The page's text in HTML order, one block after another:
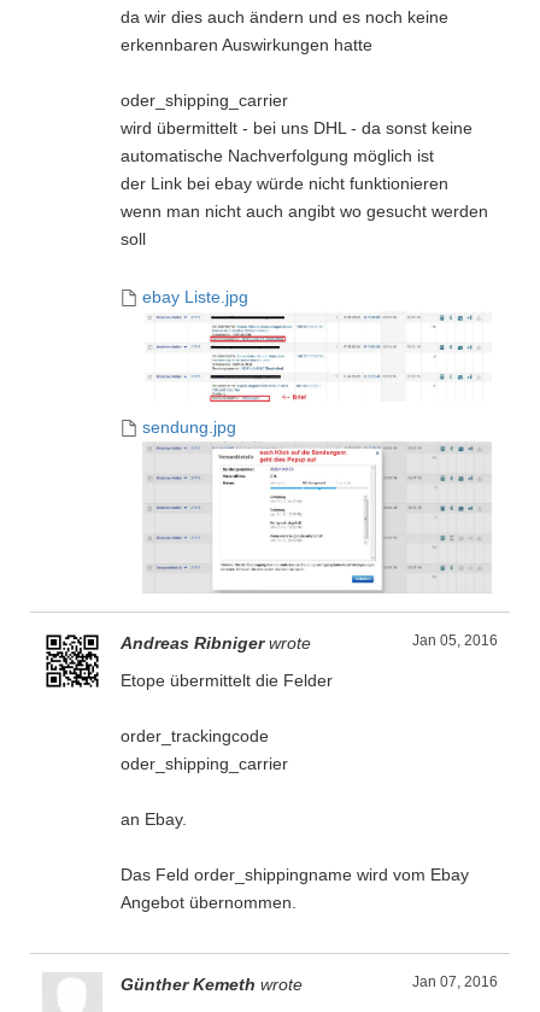
da wir dies auch ändern und es noch keine
erkennbaren Auswirkungen hatte
oder_shipping_carrier
wird übermittelt - bei uns DHL - da sonst keine
automatische Nachverfolgung möglich ist
der Link bei ebay würde nicht funktionieren
wenn man nicht auch angibt wo gesucht werden
soll
ebay Liste.jpg
sendung.jpg
Jan 05, 2016
Andreas Ribniger wrote
Etope übermittelt die Felder
order_trackingcode
oder_shipping_carrier
an Ebay.
Das Feld order_shippingname wird vom Ebay
Angebot übernommen.
Jan 07, 2016
Günther Kemeth wrote